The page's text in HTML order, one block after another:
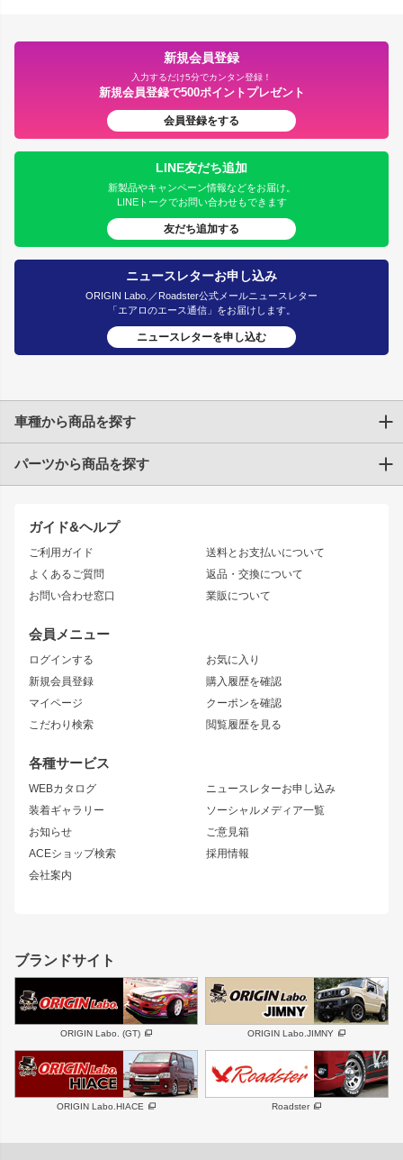
新規会員登録
入力するだけ5分でカンタン登録！
新規会員登録で500ポイントプレゼント
会員登録をする
LINE友だち追加
新製品やキャンペーン情報などをお届け。
LINEトークでお問い合わせもできます
友だち追加する
ニュースレターお申し込み
ORIGIN Labo.／Roadster公式メールニュースレター
「エアロのエース通信」をお届けします。
ニュースレターを申し込む
ガイド&ヘルプ
ご利用ガイド
よくあるご質問
お問い合わせ窓口
送料とお支払いについて
返品・交換について
業販について
会員メニュー
ログインする
新規会員登録
マイページ
こだわり検索
お気に入り
購入履歴を確認
クーポンを確認
閲覧履歴を見る
各種サービス
WEBカタログ
装着ギャラリー
お知らせ
ACEショップ検索
会社案内
ニュースレターお申し込み
ソーシャルメディア一覧
ご意見箱
採用情報
車種から商品を探す
トヨタ
JZX90 CHASER
JZX110 MARK II
JZX100 MARK II
JZX90 MARK II
トレノ
マークX
アリスト
ソアラ
アルテッツァ
ニッサン
S15 シルビア
S14 シルビア 後期
S13 シルビア
180SX
シルエイティ
ワンビア
ローレル
セフィーロ
キャラバン
スズキ
GS350
SC
スバル 三菱
デリカ D:5
軽自動車 汎用
パーツから商品を探す
エアロシリーズ
ドリフトライン
風神
雷神
レーシングライン
アタックライン
ストリームライン
リアウイング
ジムニーパーツ
ホイール
MUD-S7
MUD-SR7
まつど家 鉄漢
ボンネット
フェンダー
サイドパーツ
リアゲート
メンテナンスパーツ
ハイエースパーツ
ホイール
DAYTONA-RS
DAYTONA-RS NEO
エアロシリーズ
ブランドサイト
ORIGIN Labo. (GT) ORIGIN Labo.JIMNY
ORIGIN Labo.HIACE Roadster